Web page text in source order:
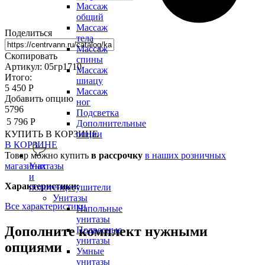
Массаж
общий
Массаж
тела
Массаж
спины
Массаж
шиацу
Массаж
ног
Подсветка
Дополнительные
опции
Унитазы
и
полотенцесушители
Унитазы
Напольные
унитазы
Подвесные
унитазы
Умные
унитазы
Поделиться
Скопировать
Артикул: 05гр1710
Итого:
5 450 Р
Добавить опцию
5796
5 796 Р
КУПИТЬ В КОРЗИНЕ
В КОРЗИНЕ
Товар можно купить в рассрочку в наших розничных
магазинах
Характеристики:
Все характеристики
Дополните комплект нужными
опциями